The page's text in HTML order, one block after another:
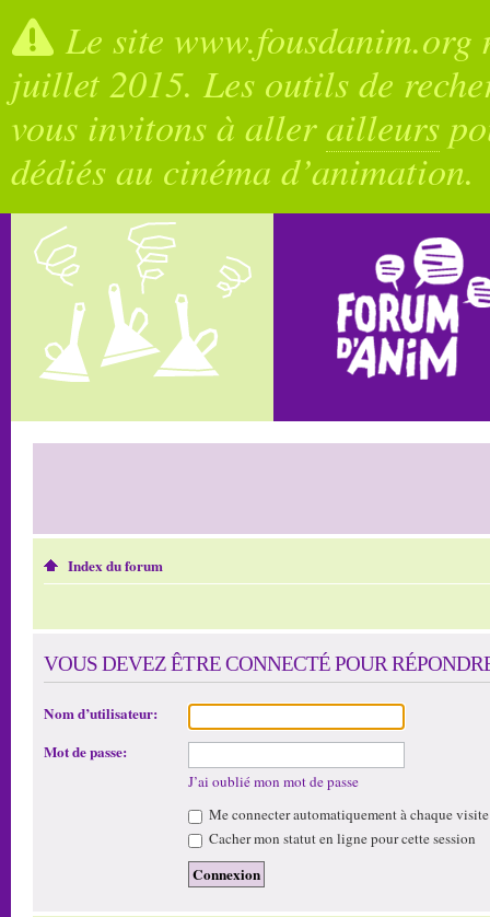
Le site
juillet 2015. Les outils de
vous invitons à allerailleurs
dédiés au cinéma d’animation.
Index du forum
VOUS DEVEZ ÊTRE CONNECTÉ POUR
Nom d’utilisateur:
Mot de passe:
J’ai oublié mon mot de passe
Me connecter automatiquement à chaque visite
Cacher mon statut en ligne pour cette session